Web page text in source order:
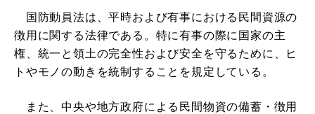
国防動員法は、平時および有事における民間資源の
徴用に関する法律である。特に有事の際に国家の主
権、統一と領土の完全性および安全を守るために、ヒ
トやモノの動きを統制することを規定している。
また、中央や地方政府による民間物資の備蓄・徴用